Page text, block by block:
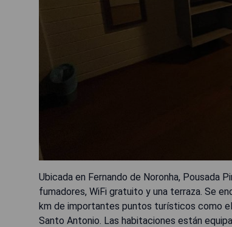
Ubicada en Fernando de Noronha, Pousada
fumadores, WiFi gratuito y una terraza. Se
km de importantes puntos turísticos como
Santo Antonio. Las habitaciones están